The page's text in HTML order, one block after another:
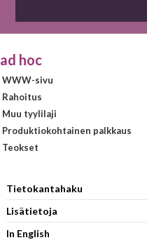
ad hoc
WWW-sivu
Rahoitus
Muu tyylilaji
Produktiokohtainen palkkaus
Teokset
Tietokantahaku
Lisätietoja
In English